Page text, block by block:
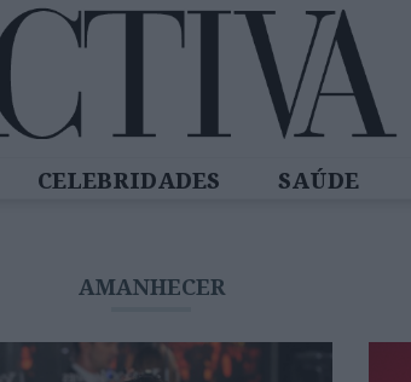
CELEBRIDADES SAÚDE
AMANHECER